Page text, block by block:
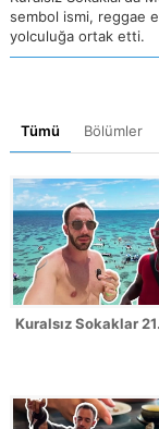
sembol ismi, reggae
yolculuğa ortak etti.
Tümü Bölümler
Kuralsız Sokaklar